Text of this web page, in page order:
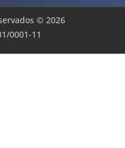
© 2026
0001-11